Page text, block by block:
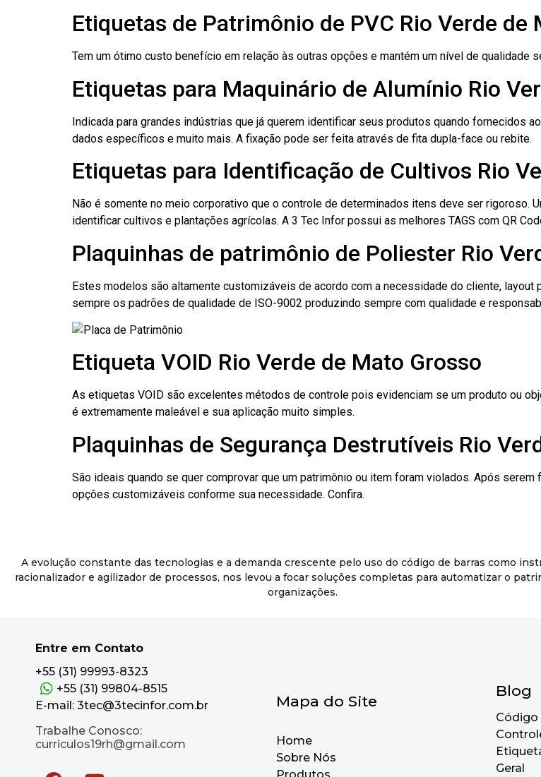
Etiquetas de Patrimônio de PVC Rio Verde de
Tem um ótimo custo benefício em relação às outras opções e mantém um nível de qualidade
Etiquetas para Maquinário de Alumínio Rio
Indicada para grandes indústrias que já querem identificar seus produtos quando fornecidos
dados específicos e muito mais. A fixação pode ser feita através de fita dupla-face ou rebite.
Etiquetas para Identificação de Cultivos Rio
Não é somente no meio corporativo que o controle de determinados itens deve ser rigoroso.
identificar cultivos e plantações agrícolas. A 3 Tec Infor possui as melhores TAGS com QR
Plaquinhas de patrimônio de Poliester Rio
Estes modelos são altamente customizáveis de acordo com a necessidade do cliente, layout
sempre os padrões de qualidade de ISO-9002 produzindo sempre com qualidade e
Etiqueta VOID Rio Verde de Mato Grosso
As etiquetas VOID são excelentes métodos de controle pois evidenciam se um produto ou
é extremamente maleável e sua aplicação muito simples.
Plaquinhas de Segurança Destrutíveis Rio
São ideais quando se quer comprovar que um patrimônio ou item foram violados. Após
opções customizáveis conforme sua necessidade. Confira.
A evolução constante das tecnologias e a demanda crescente pelo uso do código de barras como
racionalizador e agilizador de processos, nos levou a focar soluções completas para automatizar o
organizações.
Entre em Contato
+55 (31) 99993-8323
+55 (31) 99804-8515
E-mail: 3tec@3tecinfor.com.br
Trabalhe Conosco:
curriculos19rh@gmail.com
Mapa do Site
Home
Sobre Nós
Blog
Código
Geral